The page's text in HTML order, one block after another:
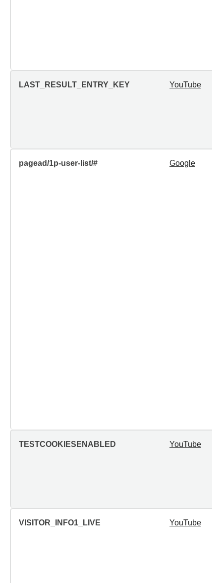
LAST_RESULT_ENTRY_KEY YouTube
pagead/1p-user-list/# Google
TESTCOOKIESENABLED YouTube
VISITOR_INFO1_LIVE YouTube